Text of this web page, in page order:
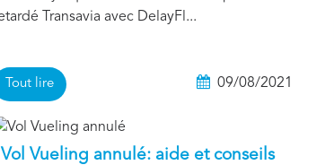
Transavia avec DelayFl...
Tout lire 09/08/2021
Vol Vueling annulé: aide et conseils